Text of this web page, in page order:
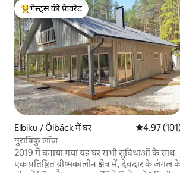
गेस्ट्स का टॉप फ़ेवरेट
गेस्ट्स की फ़ेवरेट
Elbiku / Ölbäck में घर औसत रेटिंग 5
4.97
पुराविकु लॉज
2019 में बनाया गया यह घर सभी सुविधाओं के साथ
एक प्रतिष्ठित ग्रीष्मकालीन क्षेत्र में, देवदार के जंगल